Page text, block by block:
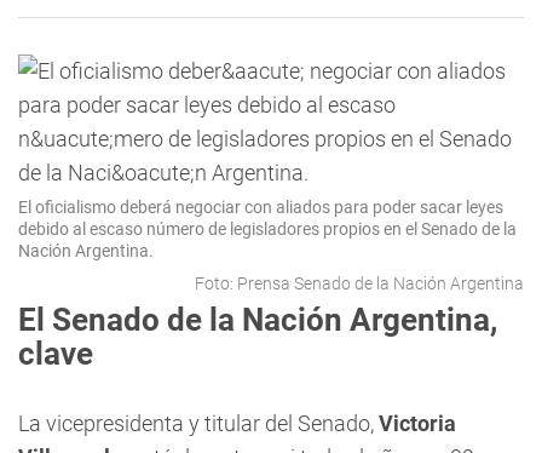
El oficialismo deberá negociar con aliados para poder sacar leyes
debido al escaso número de legisladores propios en el Senado de la
Nación Argentina.
Foto: Prensa Senado de la Nación Argentina
El Senado de la Nación Argentina,
clave
La vicepresidenta y titular del Senado,Victoria